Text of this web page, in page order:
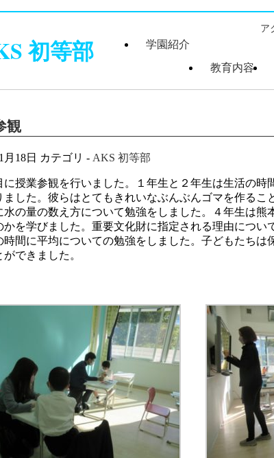
ア
学園紹介
教育内容
初等部
観
月18日 カテゴリ - AKS 初等部
に授業参観を行いました。１年生と２年生は生活の時
ました。彼らはとてもきれいなぶんぶんゴマを作るこ
水の量の数え方について勉強をしました。４年生は熊
かを学びました。重要文化財に指定される理由につい
時間に平均についての勉強をしました。子どもたちは
できました。